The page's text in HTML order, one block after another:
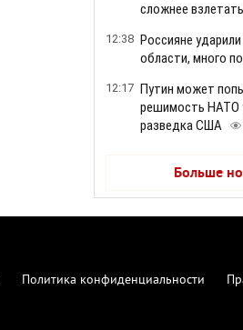
сложнее взлетать
12:38 Россияне
области, много
12:17 Путин может
решимость НАТО
разведка США
Больше
Политика конфиденциальности